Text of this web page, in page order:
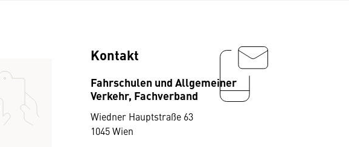
Kontakt
Fahrschulen und Allgemeiner
Verkehr, Fachverband
Wiedner Hauptstraße 63
1045 Wien